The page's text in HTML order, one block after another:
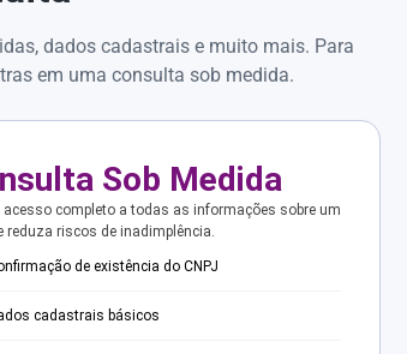
dados cadastrais e muito mais. Para
em uma consulta sob medida.
Sob Medida
acesso completo a todas as informações sobre um
reduza riscos de inadimplência.
de existência do CNPJ
cadastrais básicos